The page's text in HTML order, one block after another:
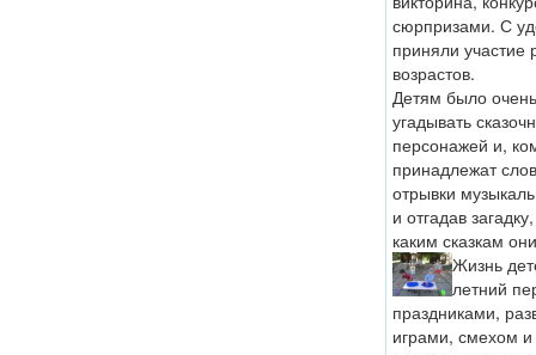
сюрпризами. С
приняли участие
возрастов.
Детям было
угадывать
персонажей и,
принадлежат
отрывки
и отгадав
каким сказкам
Жизнь
летний
праздниками,
играми, смехом